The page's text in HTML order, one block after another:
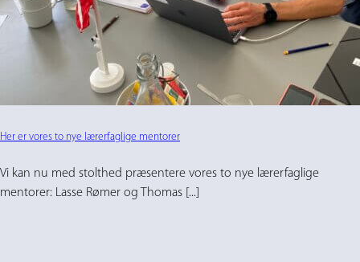
Her er vores to nye lærerfaglige mentorer
Vi kan nu med stolthed præsentere vores to nye lærerfaglige
mentorer: Lasse Rømer og Thomas [...]